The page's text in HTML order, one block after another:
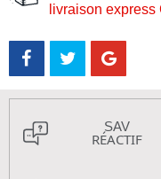
livraison
SAV
RÉACTIF